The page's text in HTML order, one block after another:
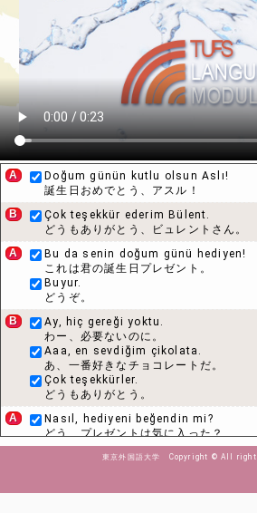
A
Doğum günün kutlu olsun Aslı!
誕生日おめでとう、アスル！
B
Çok teşekkür ederim Bülent.
どうもありがとう、ビュレントさん。
A
Bu da senin doğum günü hediyen!
これは君の誕生日プレゼント。
Buyur.
どうぞ。
B
Ay, hiç gereği yoktu.
わー、必要ないのに。
Aaa, en sevdiğim çikolata.
あ、一番好きなチョコレートだ。
Çok teşekkürler.
どうもありがとう。
A
Nasıl, hediyeni beğendin mi?
どう、プレゼントは気に入った？
Evet, çok beğendim.
東京外国語大学 Copyright © All